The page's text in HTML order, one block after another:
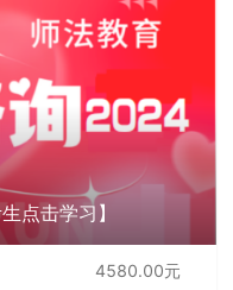
点击学习】
4580.00元